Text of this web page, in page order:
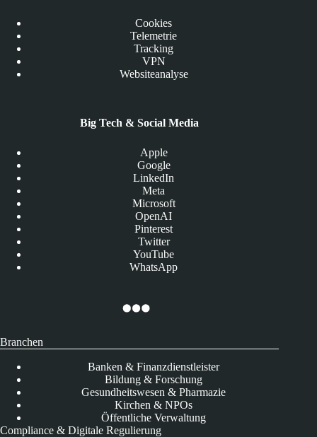
Cookies
Telemetrie
Tracking
VPN
Websiteanalyse
Big Tech & Social Media
Apple
Google
LinkedIn
Meta
Microsoft
OpenAI
Pinterest
Twitter
YouTube
WhatsApp
Branchen
Banken & Finanzdienstleister
Bildung & Forschung
Gesundheitswesen & Pharmazie
Kirchen & NPOs
Öffentliche Verwaltung
Compliance & Digitale Regulierung